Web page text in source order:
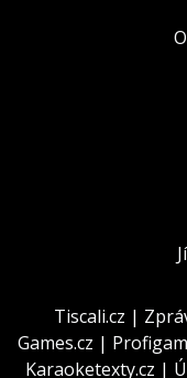
Tiscali.cz |
Games.cz |
Karaoketexty.cz |